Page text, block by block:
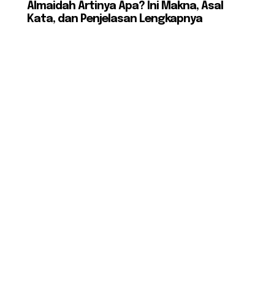
Almaidah Artinya Apa? Ini Makna, Asal
Kata, dan Penjelasan Lengkapnya